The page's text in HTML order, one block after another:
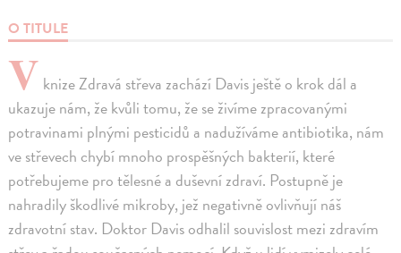
O TITULE
V knize Zdravá střeva zachází Davis ještě o krok dál a
ukazuje nám, že kvůli tomu, že se živíme zpracovanými
potravinami plnými pesticidů a nadužíváme antibiotika, nám
ve střevech chybí mnoho prospěšných bakterií, které
potřebujeme pro tělesné a duševní zdraví. Postupně je
nahradily škodlivé mikroby, jež negativně ovlivňují náš
zdravotní stav. Doktor Davis odhalil souvislost mezi zdravím